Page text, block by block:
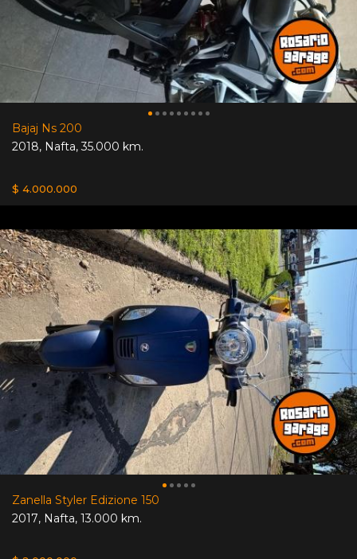
Bajaj Ns 200
2018, Nafta,35.000 km.
$ 4.000.000
Zanella Styler Edizione 150
2017, Nafta, 13.000 km.